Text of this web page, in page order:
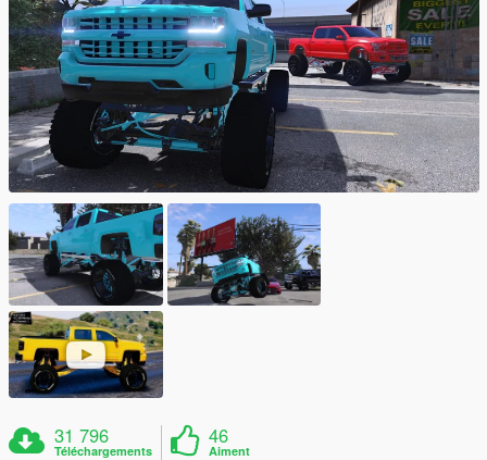
31 796
Téléchargements
46
Aiment